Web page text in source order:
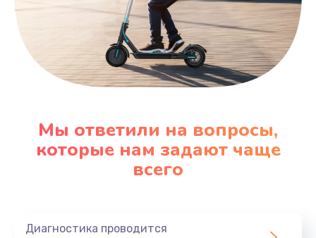
Мы ответили на вопросы,
которые нам задают чаще
всего
Диагностика проводится